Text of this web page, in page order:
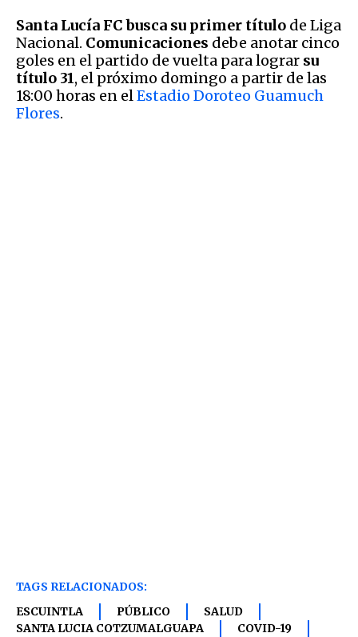
Santa Lucía FC busca su primer título de Liga
Nacional. Comunicaciones debe anotar cinco
goles en el partido de vuelta para lograr su
título 31, el próximo domingo a partir de las
18:00 horas en elEstadio Doroteo Guamuch
Flores.
TAGS RELACIONADOS:
ESCUINTLA
PÚBLICO
SALUD
SANTA LUCIA COTZUMALGUAPA
COVID-19